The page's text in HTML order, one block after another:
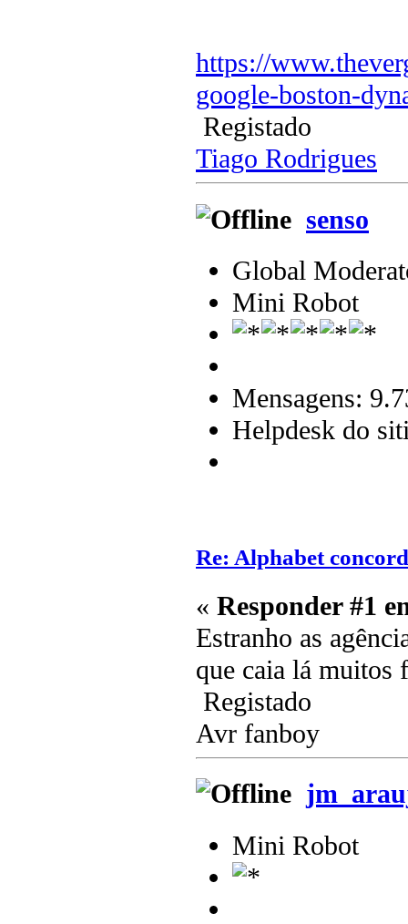
https://
google-boston-
Registado
Tiago Rodrigues
senso
Global
Mini Robot
Mensagens:
Helpdesk do
Re: Alphabet
« Responder #1
Estranho as
que caia lá muitos
Registado
Avr fanboy
Mini Robot